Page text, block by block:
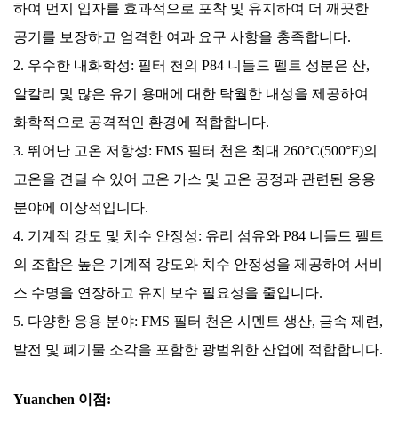
하여 먼지 입자를 효과적으로 포착 및 유지하여 더 깨끗한
공기를 보장하고 엄격한 여과 요구 사항을 충족합니다.
2. 우수한 내화학성: 필터 천의 P84 니들드 펠트 성분은 산,
알칼리 및 많은 유기 용매에 대한 탁월한 내성을 제공하여
화학적으로 공격적인 환경에 적합합니다.
3. 뛰어난 고온 저항성: FMS 필터 천은 최대 260°C(500°F)의
고온을 견딜 수 있어 고온 가스 및 고온 공정과 관련된 응용
분야에 이상적입니다.
4. 기계적 강도 및 치수 안정성: 유리 섬유와 P84 니들드 펠트
의 조합은 높은 기계적 강도와 치수 안정성을 제공하여 서비
스 수명을 연장하고 유지 보수 필요성을 줄입니다.
5. 다양한 응용 분야: FMS 필터 천은 시멘트 생산, 금속 제련,
발전 및 폐기물 소각을 포함한 광범위한 산업에 적합합니다.
Yuanchen 이점: